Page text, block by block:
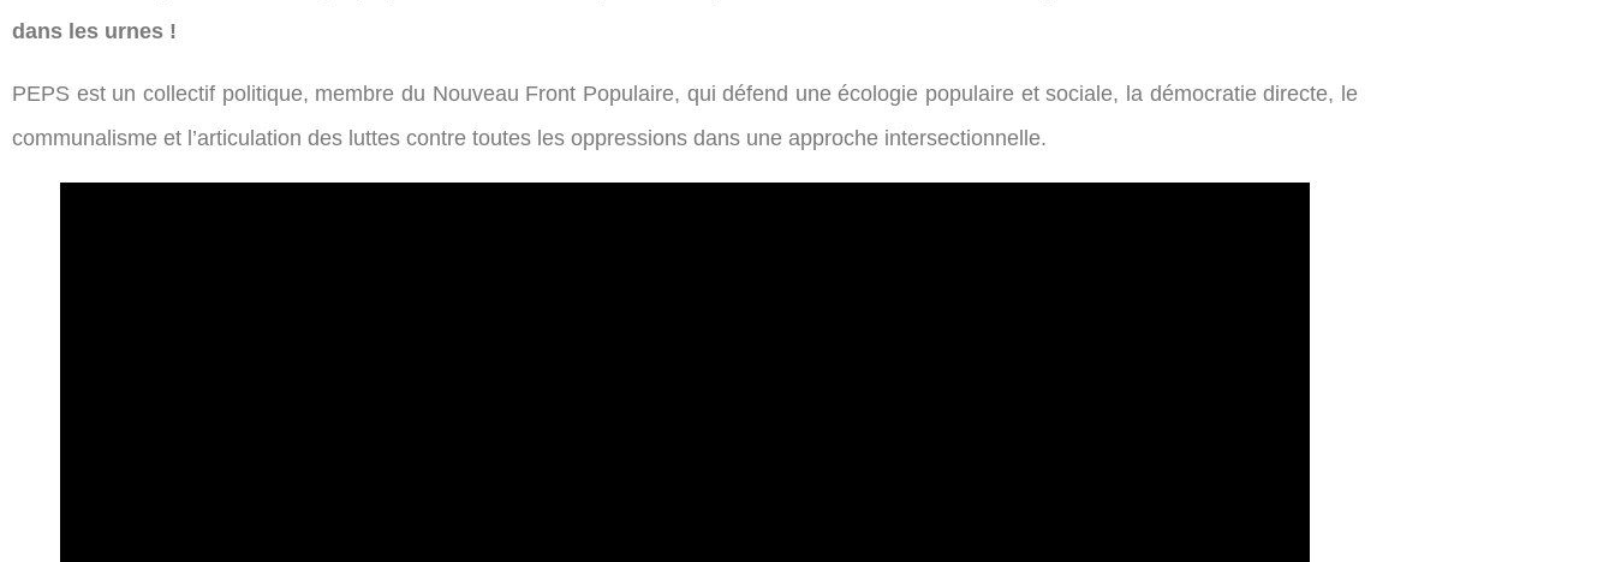
dans les urnes !
PEPS est un collectif politique, membre du Nouveau Front Populaire, qui défend une écologie populaire et sociale, la démocratie directe, le
communalisme et l’articulation des luttes contre toutes les oppressions dans une approche intersectionnelle.